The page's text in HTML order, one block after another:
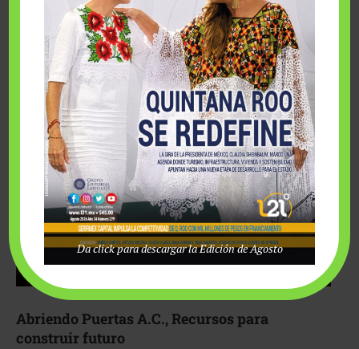
Fairmont Mayakoba y Make-A-Wish México unieron
esfuerzos para hacer realidad el deseo de una …
Abriendo Puertas A.C., Recursos para
construir futuro
Da click para descargar la Edición de Agosto